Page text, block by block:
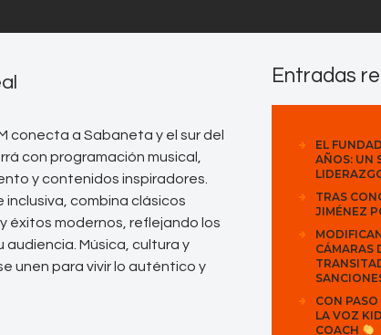
conecta a Sabaneta y el sur del
con programación musical,
y contenidos inspiradores.
inclusiva, combina clásicos
éxitos modernos, reflejando los
audiencia. Música, cultura y
unen para vivir lo auténtico y
Entradas
EL
AÑOS: UN
TRAS
JIMÉNEZ
CÁMARAS
CON
LA VOZ
COACH